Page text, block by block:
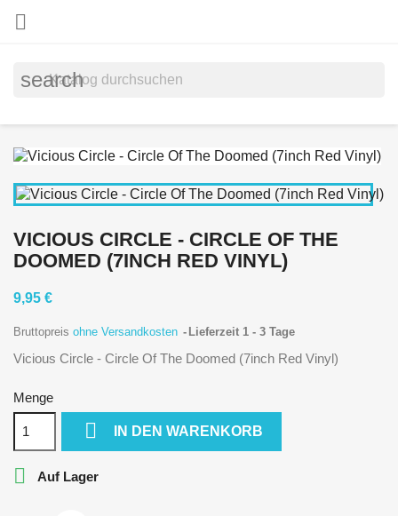

search
VICIOUS CIRCLE - CIRCLE OF THE
DOOMED (7INCH RED VINYL)
9,95 €
Bruttopreis ohne Versandkosten Lieferzeit 1 - 3 Tage
Vicious Circle - Circle Of The Doomed (7inch Red Vinyl)
Menge
 IN DEN WARENKORB
 Auf Lager